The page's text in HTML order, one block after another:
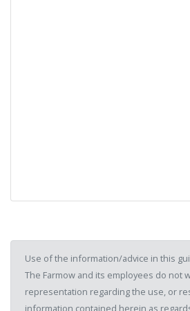
Use of the information/advice in this
The Farmow and its employees do not
representation regarding the use, or
information contained herein as